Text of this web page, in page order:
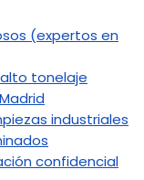
(expertos en
tonelaje
industriales
confidencial